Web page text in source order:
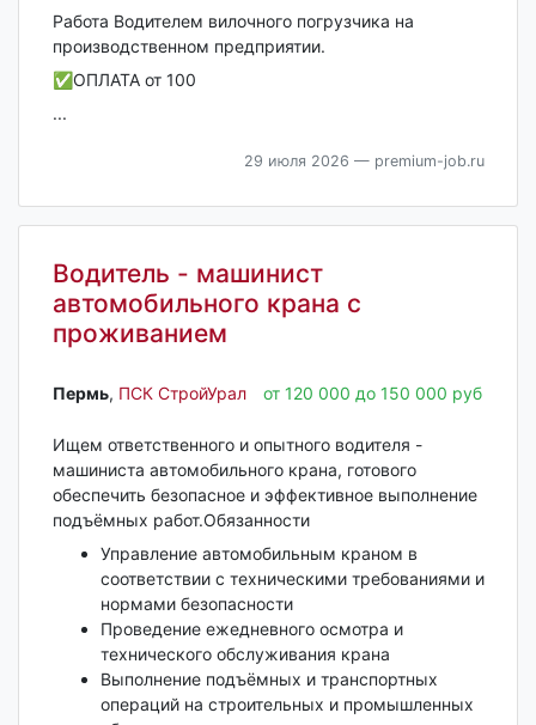
Работа Водителем вилочного погрузчика на
производственном предприятии.
✅ОПЛАТА от 100
...
29 июля 2026 — premium-job.ru
Водитель - машинист
автомобильного крана с
проживанием
Пермь‎, ПСК СтройУрал от 120 000 до 150 000 руб
Ищем ответственного и опытного водителя -
машиниста автомобильного крана, готового
обеспечить безопасное и эффективное выполнение
подъёмных работ.Обязанности
Управление автомобильным краном в
соответствии с техническими требованиями и
нормами безопасности
Проведение ежедневного осмотра и
технического обслуживания крана
Выполнение подъёмных и транспортных
операций на строительных и промышленных